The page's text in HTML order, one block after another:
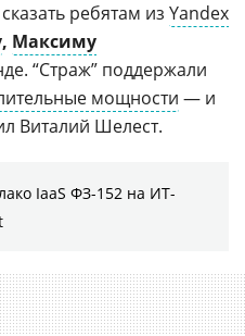
ребятам из Yandex
, Максиму
“Страж” поддержали
мощности — и
Виталий Шелест.
IaaS ФЗ-152 на ИТ-